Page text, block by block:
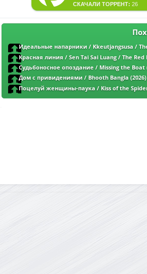
СКАЧАЛИ ТОРРЕНТ: 26
Идеальные напарники / Kkeutjangsusa /
Ultimate Duo (2026) WEB-DL 1080p | L2
Красная линия / Sen Tai Sai Luang / The Red
(2026) WEB-DL 1080p | L | LE-Production
Судьбоносное опоздание / Missing the Boat
WEB-DL 1080p | L
Дом с привидениями / Bhooth Bangla (2026)
DL 1080p | L1
Поцелуй женщины-паука / Kiss of the
Woman (2025) WEB-DL 1080p | D